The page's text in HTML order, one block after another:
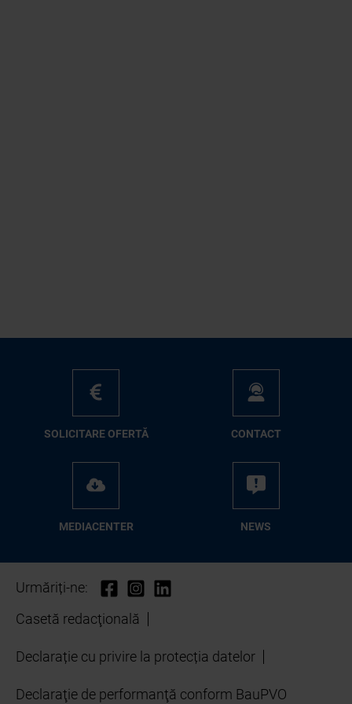
SO­LI­CI­TA­RE OFER­TĂ CON­TA­CT
ME­D­IA­CEN­TER NEWS
Urmăriți-ne:
Casetă redacţională
Declarație cu privire la protecția datelor
Declaraţie de performanţă conform BauPVO